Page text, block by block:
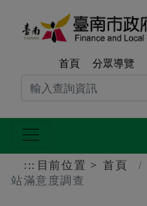
跳到主要內容區塊
首頁 分眾導覽
::: 目前位置 首頁
站滿意度調查